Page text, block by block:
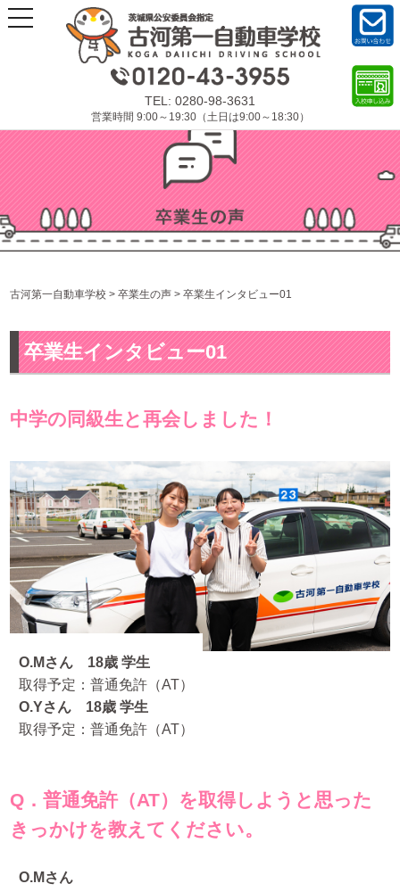
TEL: 0280-98-3631
営業時間 9:00～19:30（土日は9:00～18:30）
t
o
a
o
n
古河第一自動車学校 >卒業生の声 >卒業生インタビュー01
卒業生インタビュー01
中学の同級生と再会しました！
O.Mさん 18歳 学生
取得予定：普通免許（AT）
O.Yさん 18歳 学生
取得予定：普通免許（AT）
Q．普通免許（AT）を取得しようと思った
きっかけを教えてください。
O.Mさん
い合
わせ
申し
ーム